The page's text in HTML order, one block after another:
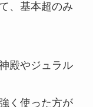
、基本超のみ
殿やジュラル
く使った方が